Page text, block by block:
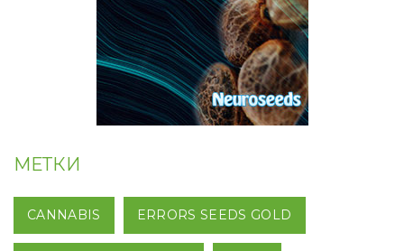
МЕТКИ
CANNABIS ERRORS SEEDS GOLD